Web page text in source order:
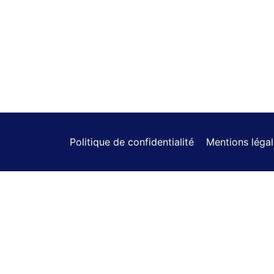
Politique de confidentialité Mentions